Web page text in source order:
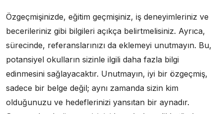
Özgeçmişinizde, eğitim geçmişiniz, iş deneyimleriniz ve
becerileriniz gibi bilgileri açıkça belirtmelisiniz. Ayrıca,
sürecinde, referanslarınızı da eklemeyi unutmayın. Bu,
potansiyel okulların sizinle ilgili daha fazla bilgi
edinmesini sağlayacaktır. Unutmayın, iyi bir özgeçmiş,
sadece bir belge değil; aynı zamanda sizin kim
olduğunuzu ve hedeflerinizi yansıtan bir aynadır.